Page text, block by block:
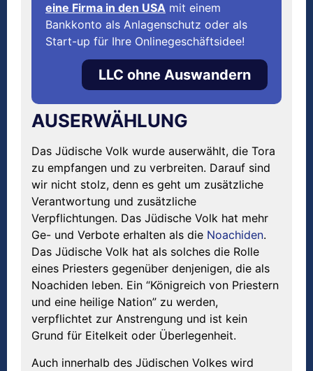
eine Firma in den USA mit einem
Bankkonto als Anlagenschutz oder als
Start-up für Ihre Onlinegeschäftsidee!
LLC ohne Auswandern
AUSERWÄHLUNG
Das Jüdische Volk wurde auserwählt, die Tora
zu empfangen und zu verbreiten. Darauf sind
wir nicht stolz, denn es geht um zusätzliche
Verantwortung und zusätzliche
Verpflichtungen. Das Jüdische Volk hat mehr
Ge- und Verbote erhalten als die Noachiden.
Das Jüdische Volk hat als solches die Rolle
eines Priesters gegenüber denjenigen, die als
Noachiden leben. Ein “Königreich von Priestern
und eine heilige Nation” zu werden,
verpflichtet zur Anstrengung und ist kein
Grund für Eitelkeit oder Überlegenheit.
Auch innerhalb des Jüdischen Volkes wird